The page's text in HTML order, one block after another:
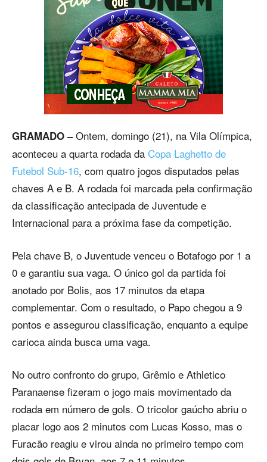
GRAMADO –Ontem, domingo (21), na Vila Olímpica,
aconteceu a quarta rodada da Copa Laghetto de
Futebol Sub-16, com quatro jogos disputados pelas
chaves A e B. A rodada foi marcada pela confirmação
da classificação antecipada de Juventude e
Internacional para a próxima fase da competição.
Pela chave B, o Juventude venceu o Botafogo por 1 a
0 e garantiu sua vaga. O único gol da partida foi
anotado por Bolis, aos 17 minutos da etapa
complementar. Com o resultado, o Papo chegou a 9
pontos e assegurou classificação, enquanto a equipe
carioca ainda busca uma vaga.
No outro confronto do grupo, Grêmio e Athletico
Paranaense fizeram o jogo mais movimentado da
rodada em número de gols. O tricolor gaúcho abriu o
placar logo aos 2 minutos com Lucas Kosso, mas o
Furacão reagiu e virou ainda no primeiro tempo com